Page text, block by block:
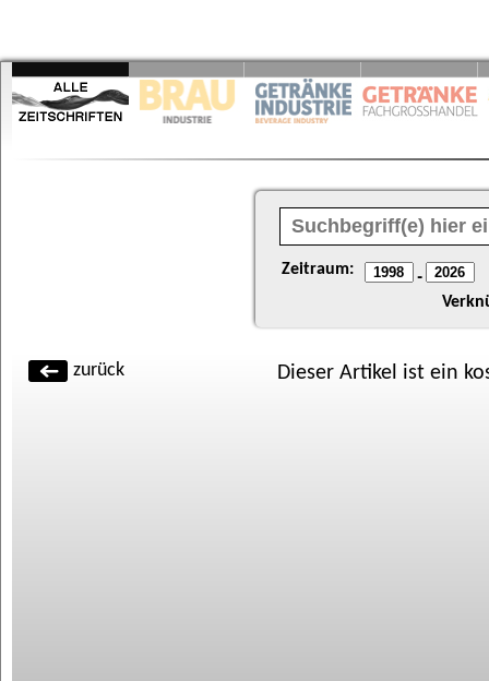
Zeitraum: -
zurück Dieser Artikel ist ein